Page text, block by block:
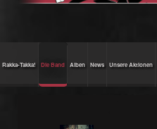
Rakka-Takka! Die Band Alben News Unsere Aktionen